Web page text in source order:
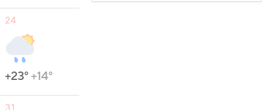
24
+23°+14°
31